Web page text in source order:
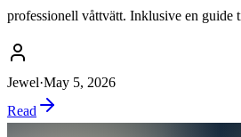
professionell våttvätt. Inklusive en guide
Jewel·May 5, 2026
Read